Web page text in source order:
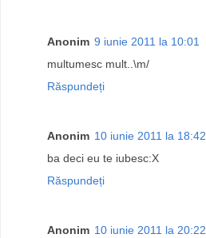
Anonim 9 iunie 2011 la 10:01
multumesc mult..\m/
Răspundeți
Anonim 10 iunie 2011 la 18:42
ba deci eu te iubesc:X
Răspundeți
Anonim 10 iunie 2011 la 20:22